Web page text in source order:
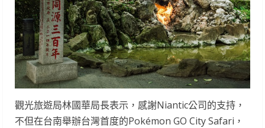
觀光旅遊局林國華局長表示，感謝Niantic公司的支持，
不但在台南舉辦台灣首度的Pokémon GO City Safari，